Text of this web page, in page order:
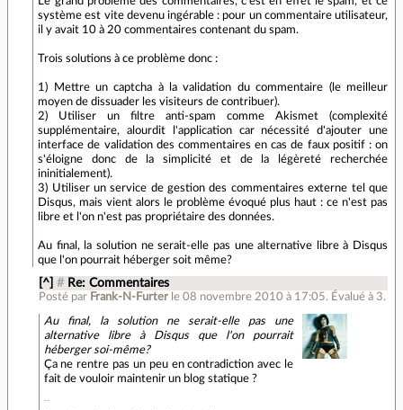
système est vite devenu ingérable : pour un commentaire utilisateur,
il y avait 10 à 20 commentaires contenant du spam.
Trois solutions à ce problème donc :
1) Mettre un captcha à la validation du commentaire (le meilleur
moyen de dissuader les visiteurs de contribuer).
2) Utiliser un filtre anti-spam comme Akismet (complexité
supplémentaire, alourdit l'application car nécessité d'ajouter une
interface de validation des commentaires en cas de faux positif : on
s'éloigne donc de la simplicité et de la légèreté recherchée
ininitialement).
3) Utiliser un service de gestion des commentaires externe tel que
Disqus, mais vient alors le problème évoqué plus haut : ce n'est pas
libre et l'on n'est pas propriétaire des données.
Au final, la solution ne serait-elle pas une alternative libre à Disqus
que l'on pourrait héberger soit même?
[^] # Re: Commentaires
Posté par Frank-N-Furter le 08 novembre 2010 à 17:05. Évalué à 3.
Au final, la solution ne serait-elle pas une
alternative libre à Disqus que l'on pourrait
héberger soi-même?
Ça ne rentre pas un peu en contradiction avec le
fait de vouloir maintenir un blog statique ?